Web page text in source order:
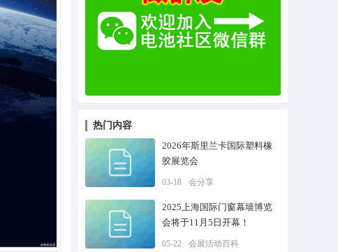
热门内容
2026年斯里兰卡国际塑料橡
胶展览会
03-18 会分享
2025上海国际门窗幕墙博览
会将于11月5日开幕！
05-22 会展活动百科